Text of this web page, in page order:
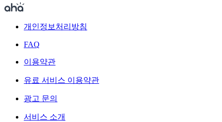
개인정보처리방침
FAQ
이용약관
유료 서비스 이용약관
광고 문의
서비스 소개